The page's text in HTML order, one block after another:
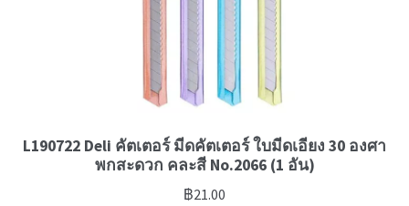
L190722 Deli คัตเตอร์ มีดคัตเตอร์ ใบมีดเอียง 30 องศา
พกสะดวก คละสี No.2066 (1 อัน)
฿21.00